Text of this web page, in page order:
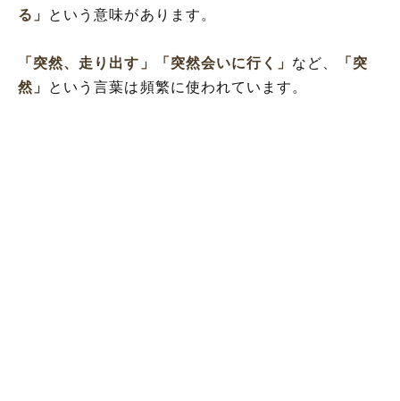
る」
という意味があります。
「突然、走り出す」 「突然会いに行く」 など、
「突
然」
という言葉は頻繁に使われています。